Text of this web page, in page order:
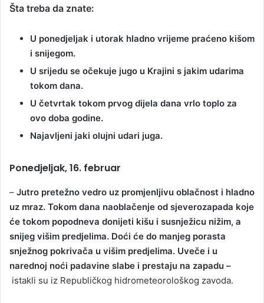
Šta treba da znate:
U ponedjeljak i utorak hladno vrijeme praćeno kišom
i snijegom.
U srijedu se očekuje jugo u Krajini s jakim udarima
tokom dana.
U četvrtak tokom prvog dijela dana vrlo toplo za
ovo doba godine.
Najavljeni jaki olujni udari juga.
Ponedjeljak, 16. februar
– Jutro pretežno vedro uz promjenljivu oblačnost i hladno
uz mraz. Tokom dana naoblačenje od sjeverozapada koje
će tokom popodneva donijeti kišu i susnježicu nižim, a
snijeg višim predjelima. Doći će do manjeg porasta
snježnog pokrivača u višim predjelima. Uveče i u
narednoj noći padavine slabe i prestaju na zapadu –
istakli su iz Republičkog hidrometeorološkog zavoda.